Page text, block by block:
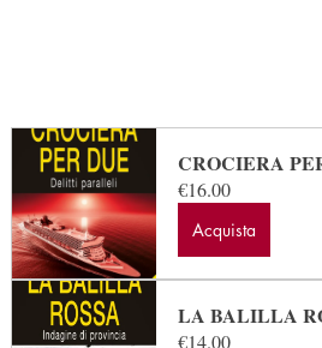
CROCIERA
€16.00
Acquista
LA BALILLA
€14.00